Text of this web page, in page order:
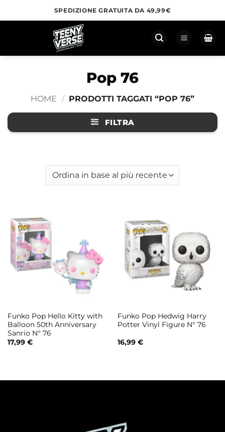
ai
SPEDIZIONE GRATUITA DA 49,99€
Pop 76
HOME / PRODOTTI TAGGATI “POP 76”
FILTRA
Funko Pop Hello Kitty with
Balloon 50th Anniversary
Sanrio N° 76
17,99 €
Funko Pop Hedwig Harry
Potter Vinyl Figure N° 76
16,99 €